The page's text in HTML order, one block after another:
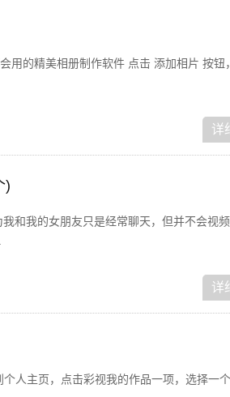
用的精美相册制作软件 点击 添加相片 按钮
详
)
和我的女朋友只是经常聊天，但并不会视
详
人主页，点击彩视我的作品一项，选择一